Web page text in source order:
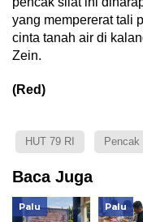
yang mempererat tali
cinta tanah air di
Zein.
(Red)
HUT 79 RI Pencak
Baca Juga
Palu Palu